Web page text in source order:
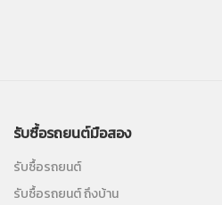
รับซื้อรถยนต์มือสอง
รับซื้อรถยนต์
รับซื้อรถยนต์ ถึงบ้าน